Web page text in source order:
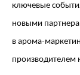
ключевые
новыми
в арома-
производителем